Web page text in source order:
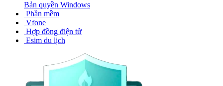
Bản quyền Windows
Phần mềm
Vfone
Hợp đồng điện tử
Esim du lịch